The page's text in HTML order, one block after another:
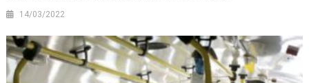
14/03/2022